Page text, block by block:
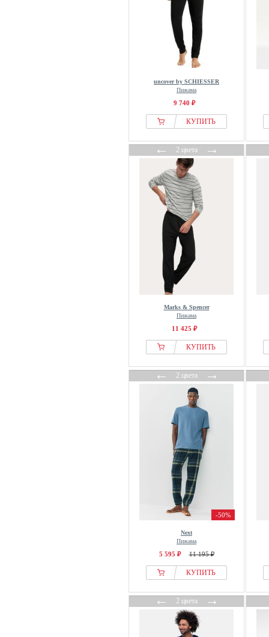
uncover by SCHIESSER
Пижама
9 740 ₽
КУПИТЬ
←2 цвета→
Marks & Spencer
Пижама
11 425 ₽
КУПИТЬ
←2 цвета→
-50%
Next
Пижама
5 595 ₽ 11 195 ₽
КУПИТЬ
←2 цвета→